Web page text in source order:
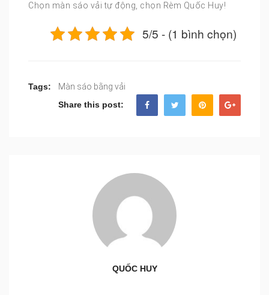
Chọn màn sáo vải tự động, chọn Rèm Quốc Huy!
5/5 - (1 bình chọn)
Tags:
Màn sáo bằng vải
Share this post:
QUỐC HUY